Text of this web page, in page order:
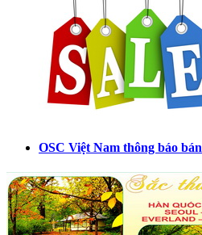
OSC Việt Nam thông báo